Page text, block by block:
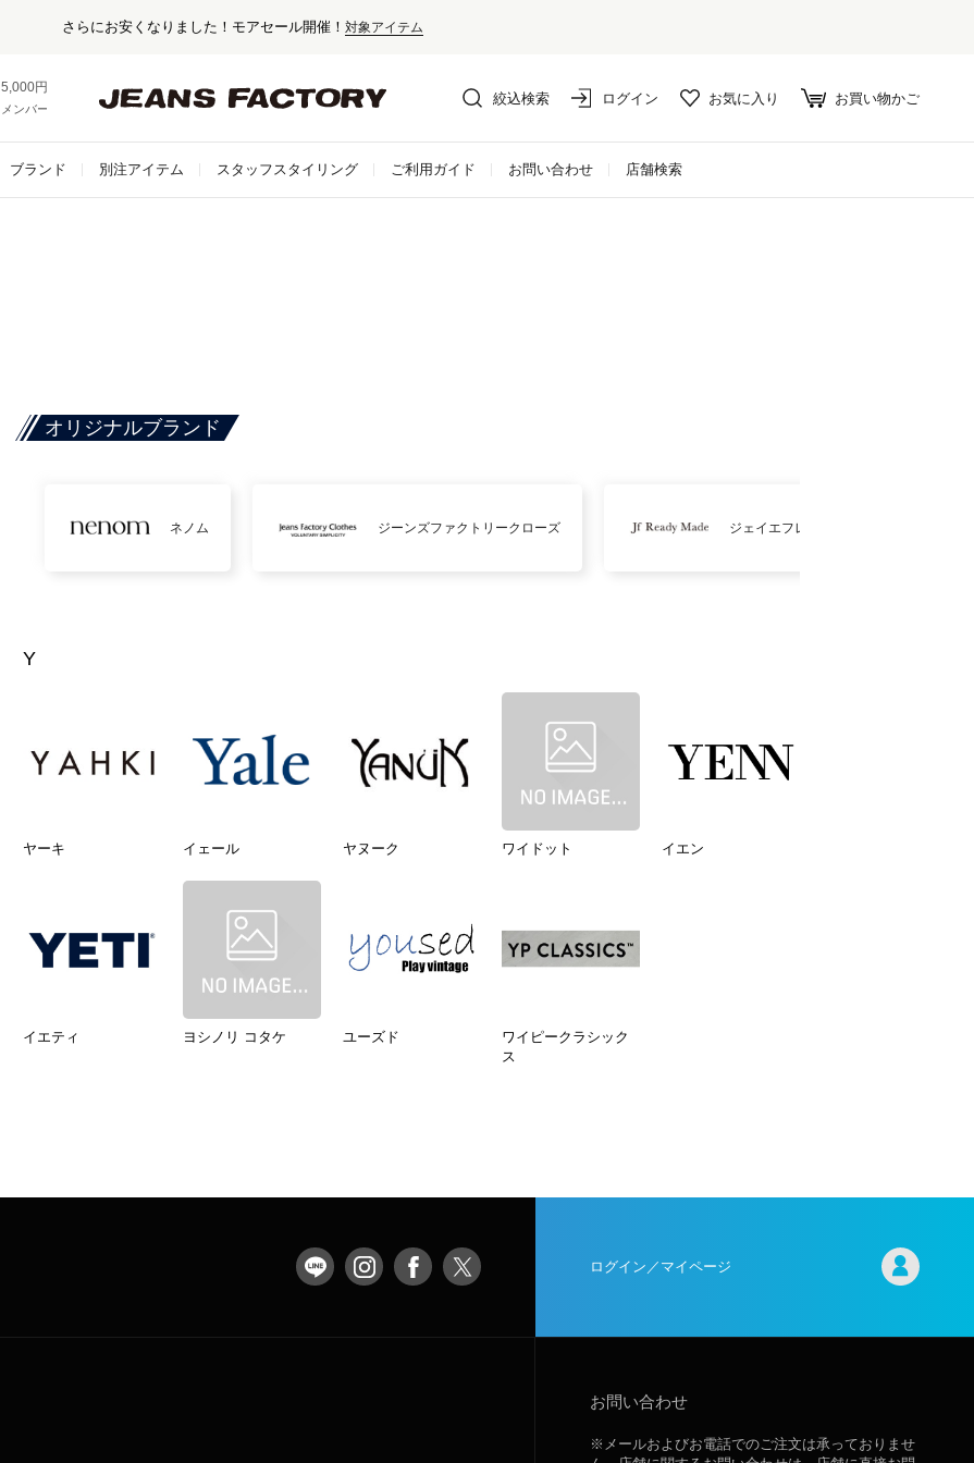
さらにお安くなりました！モアセール開催！ 対象アイテム
5,000円以上お買い上げで送料無料！
メンバー登録でお得な情報をゲット。さらに詳しく
絞込検索 ログイン お気に入り お買い物かご
ブランド 別注アイテム スタッフスタイリング ご利用ガイド お問い合わせ 店舗検索
オリジナルブランド
ネノム ジーンズファクトリークローズ ジェイエフレディメイド
Y
ヤーキ イェール ヤヌーク ワイドット イエン
イエティ ヨシノリ コタケ ユーズド
ワイピークラシック
ス
ログイン／マイページ
お問い合わせ
※メールおよびお電話でのご注文は承っておりませ